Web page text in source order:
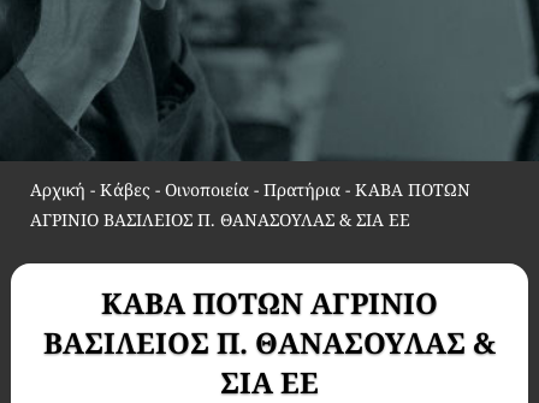
Αρχική - Κάβες - Οινοποιεία - Πρατήρια- ΚΑΒΑ ΠΟΤΩΝ
ΑΓΡΙΝΙΟ ΒΑΣΙΛΕΙΟΣ Π. ΘΑΝΑΣΟΥΛΑΣ & ΣΙΑ ΕΕ
ΚΑΒΑ ΠΟΤΩΝ ΑΓΡΙΝΙΟ
ΒΑΣΙΛΕΙΟΣ Π. ΘΑΝΑΣΟΥΛΑΣ &
ΣΙΑ ΕΕ